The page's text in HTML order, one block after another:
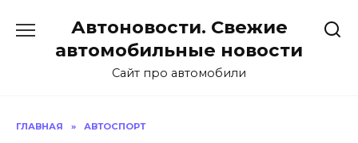
содержанию
Автоновости. Свежие
автомобильные новости
Сайт про автомобили
ГЛАВНАЯ » АВТОСПОРТ